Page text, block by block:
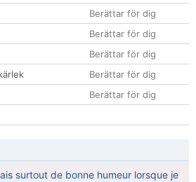
Berättar för dig
Berättar för dig
Berättar för dig
Berättar för dig
Berättar för dig
surtout de bonne humeur lorsque je